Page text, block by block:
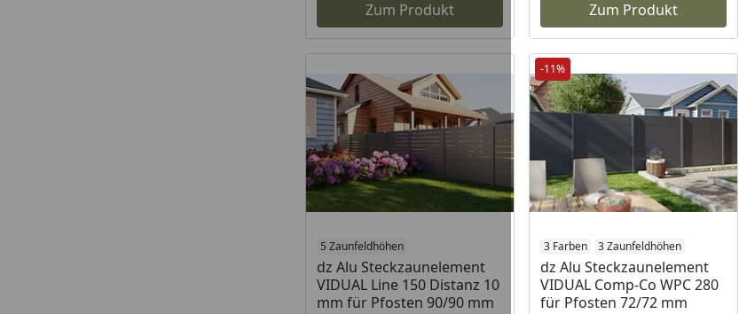
Zum Produkt Zum Produkt
5 Zaunfeldhöhen
dz Alu Steckzaunelement
VIDUAL Line 150 Distanz 10
mm für Pfosten 90/90 mm
-11%
3 Farben 3 Zaunfeldhöhen
dz Alu Steckzaunelement
VIDUAL Comp-Co WPC 280
für Pfosten 72/72 mm